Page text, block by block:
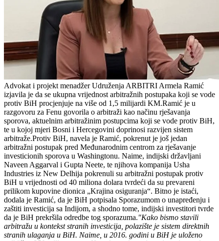
Advokat i projekt menadžer Udruženja ARBITRI Armela Ramić
izjavila je da se ukupna vrijednost arbitražnih postupaka koji se vode
protiv BiH procjenjuje na više od 1,5 milijardi KM.Ramić je u
razgovoru za Fenu govorila o arbitraži kao načinu rješavanja
sporova, aktuelnim arbitražinim postupcima koji se vode protiv BiH,
te u kojoj mjeri Bosni i Hercegovini doprinosi razvijen sistem
arbitraže.Protiv BiH, navela je Ramić, pokrenut je još jedan
arbitražni postupak pred Međunarodnim centrom za rješavanje
investicionih sporova u Washingtonu. Naime, indijski državljani
Naveen Aggarval i Gupta Neete, te njihova kompanija Usha
Industries iz New Delhija pokrenuli su arbitražni postupak protiv
BiH u vrijednosti od 40 miliona dolara tvrdeći da su prevareni
prilikom kupovine dionica „Krajina osiguranja“. Bitno je istaći,
dodala je Ramić, da je BiH potpisala Sporazumom o unapređenju i
zaštiti investicija sa Indijom, a shodno tome, indijski investitori tvrde
da je BiH prekršila odredbe tog sporazuma."Kako bismo stavili
arbitražu u kontekst stranih investicija, polazište je sistem direktnih
stranih ulaganja u BiH. Naime, u 2016. godini u BiH je uloženo